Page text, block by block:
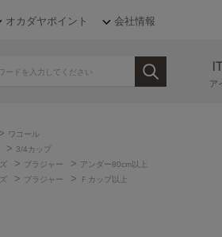
オカダヤポイント 会社情報
ア
> ワコール
> 3/4カップ
> ブラジャー > アンダー80cm以上
> ブラジャー > Ｆカップ以上